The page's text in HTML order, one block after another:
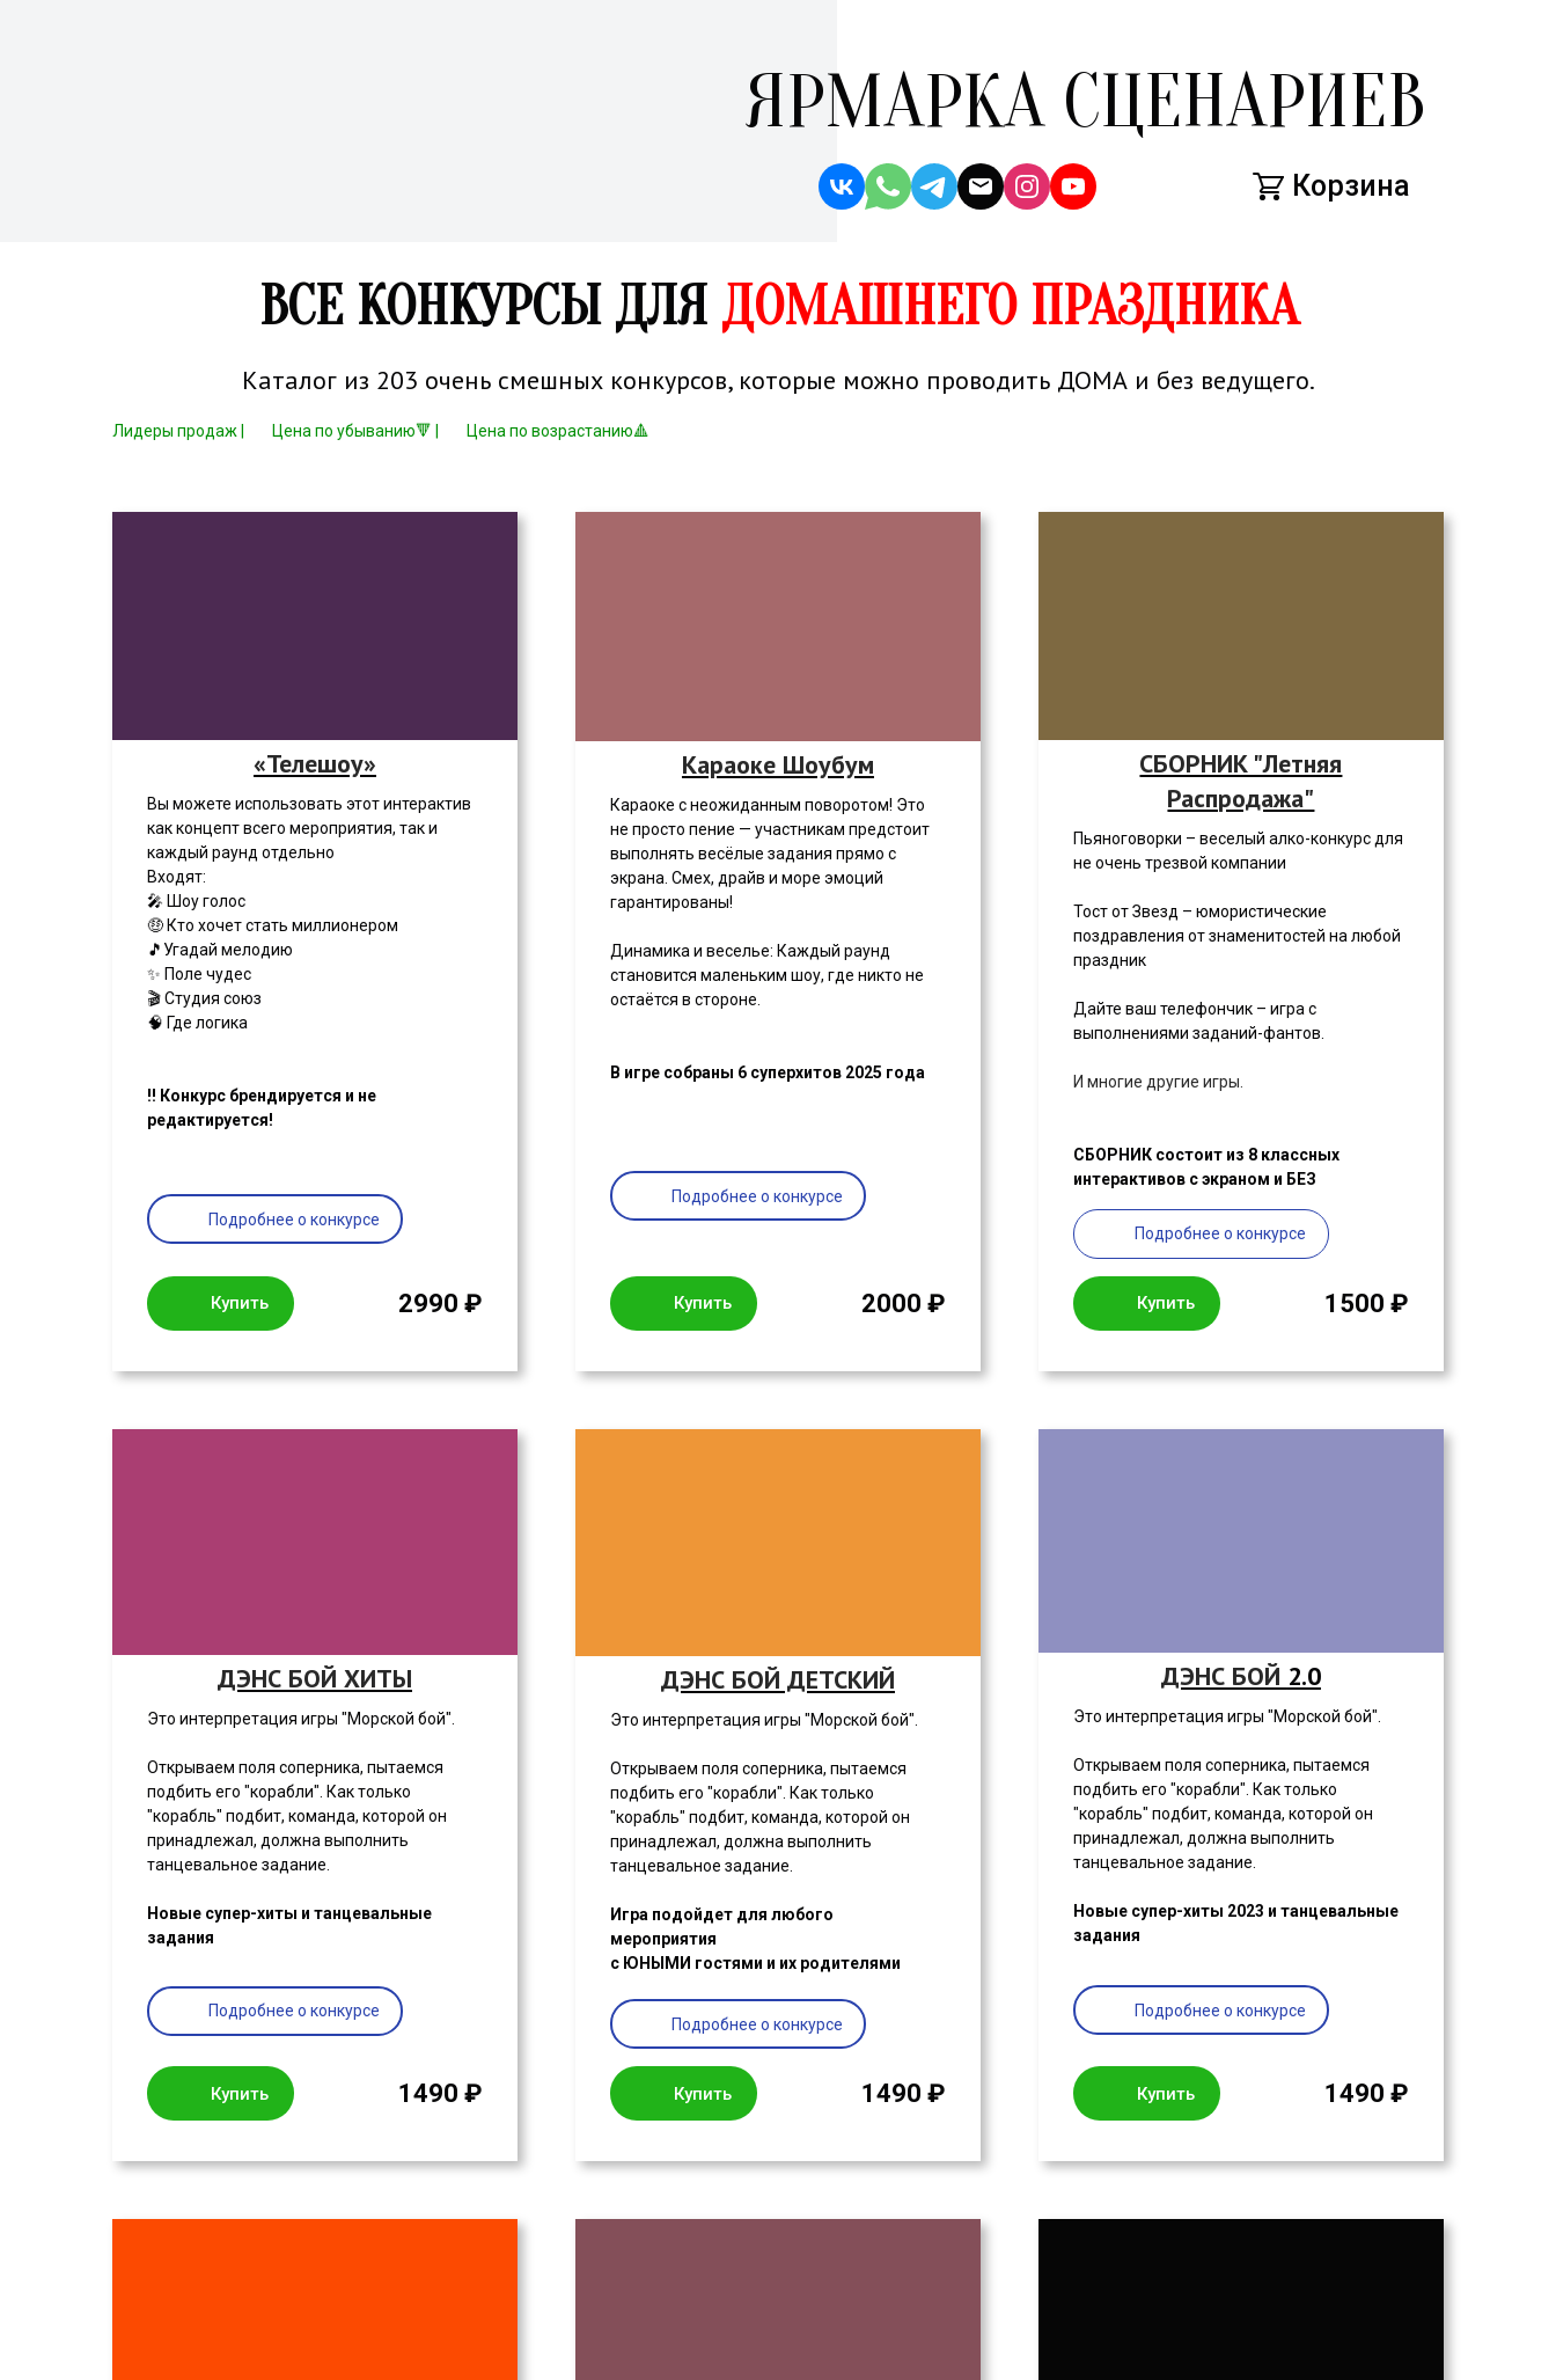
ЯРМАРКА СЦЕНАРИЕВ
Корзина
ВСЕ КОНКУРСЫ ДЛЯ ДОМАШНЕГО ПРАЗДНИКА
Каталог из 203 очень смешных конкурсов, которые можно проводить ДОМА и без ведущего.
Лидеры продаж | Цена по убыванию🔻 | Цена по возрастанию🔺
«Телешоу»
Вы можете использовать этот интерактив
как концепт всего мероприятия, так и
каждый раунд отдельно
Входят:
🎤 Шоу голос
🤑 Кто хочет стать миллионером
🎵Угадай мелодию
✨ Поле чудес
🎬 Студия союз
🧠 Где логика
‼ Конкурс брендируется и не
редактируется!
Подробнее о конкурсе
Купить 2990 ₽
Караоке Шоубум
Караоке с неожиданным поворотом! Это
не просто пение — участникам предстоит
выполнять весёлые задания прямо с
экрана. Смех, драйв и море эмоций
гарантированы!
Динамика и веселье: Каждый раунд
становится маленьким шоу, где никто не
остаётся в стороне.
В игре собраны 6 суперхитов 2025 года
Подробнее о конкурсе
Купить 2000 ₽
СБОРНИК "Летняя
Распродажа"
Пьяноговорки – веселый алко-конкурс для
не очень трезвой компании
Тост от Звезд – юмористические
поздравления от знаменитостей на любой
праздник
Дайте ваш телефончик – игра с
выполнениями заданий-фантов.
И многие другие игры.
СБОРНИК состоит из 8 классных
интерактивов с экраном и БЕЗ
Подробнее о конкурсе
Купить 1500 ₽
ДЭНС БОЙ ХИТЫ
Это интерпретация игры "Морской бой".
Открываем поля соперника, пытаемся
подбить его "корабли". Как только
"корабль" подбит, команда, которой он
принадлежал, должна выполнить
танцевальное задание.
Новые супер-хиты и танцевальные
задания
Подробнее о конкурсе
Купить 1490 ₽
ДЭНС БОЙ ДЕТСКИЙ
Это интерпретация игры "Морской бой".
Открываем поля соперника, пытаемся
подбить его "корабли". Как только
"корабль" подбит, команда, которой он
принадлежал, должна выполнить
танцевальное задание.
Игра подойдет для любого
мероприятия
с ЮНЫМИ гостями и их родителями
Подробнее о конкурсе
Купить 1490 ₽
ДЭНС БОЙ 2.0
Это интерпретация игры "Морской бой".
Открываем поля соперника, пытаемся
подбить его "корабли". Как только
"корабль" подбит, команда, которой он
принадлежал, должна выполнить
танцевальное задание.
Новые супер-хиты 2023 и танцевальные
задания
Подробнее о конкурсе
Купить 1490 ₽